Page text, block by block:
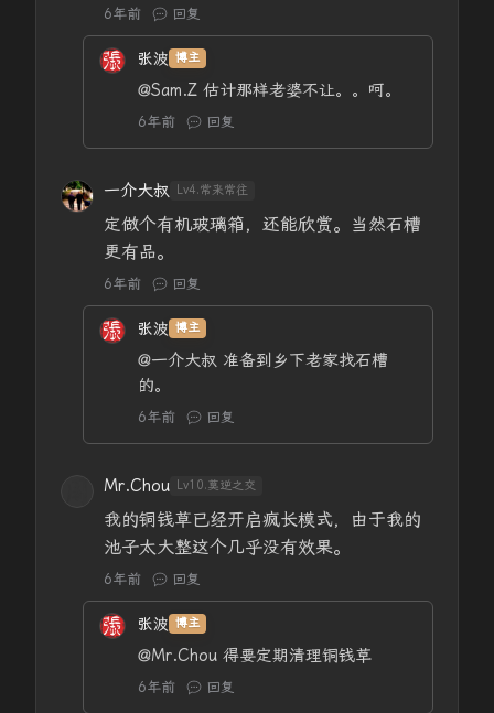
6年前 回复
张波 博主
@Sam.Z 估计那样老婆不让。。呵。
6年前 回复
一介大叔 Lv4.常来常往
定做个有机玻璃箱，还能欣赏。当然石槽
更有品。
6年前 回复
张波 博主
@一介大叔 准备到乡下老家找石槽
的。
6年前 回复
Mr.Chou Lv10.莫逆之交
我的铜钱草已经开启疯长模式，由于我的
池子太大整这个几乎没有效果。
6年前 回复
张波 博主
@Mr.Chou 得要定期清理铜钱草
6年前 回复